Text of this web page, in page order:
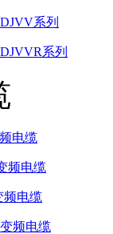
系列
系列
电缆
频电缆
频电缆
频电缆